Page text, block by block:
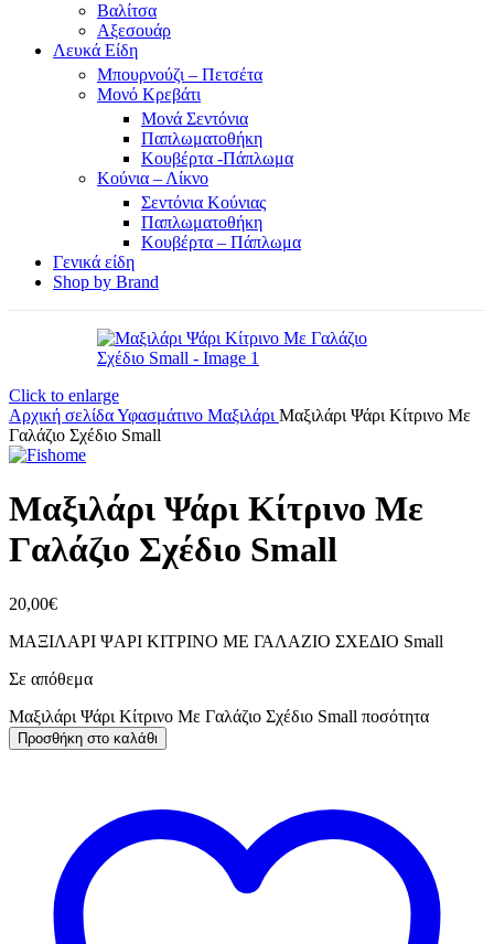
Βαλίτσα
Αξεσουάρ
Λευκά Είδη
Μπουρνούζι – Πετσέτα
Μονό Κρεβάτι
Μονά Σεντόνια
Παπλωματοθήκη
Κουβέρτα -Πάπλωμα
Κούνια – Λίκνο
Σεντόνια Κούνιας
Παπλωματοθήκη
Κουβέρτα – Πάπλωμα
Γενικά είδη
Shop by Brand
Click to enlarge
Αρχική σελίδαΥφασμάτινο Μαξιλάρι Μαξιλάρι Ψάρι Κίτρινο Με
Γαλάζιο Σχέδιο Small
Μαξιλάρι Ψάρι Κίτρινο Με
Γαλάζιο Σχέδιο Small
20,00€
ΜΑΞΙΛΑΡΙ ΨΑΡΙ ΚΙΤΡΙΝΟ ΜΕ ΓΑΛΑΖΙΟ ΣΧΕΔΙΟ Small
Σε απόθεμα
Μαξιλάρι Ψάρι Κίτρινο Με Γαλάζιο Σχέδιο Small ποσότητα
Προσθήκη στο καλάθι